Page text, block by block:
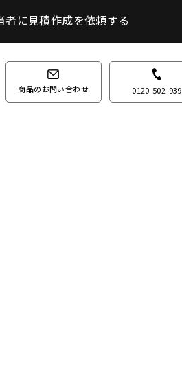
者に見積作成を依頼する
商品のお問い合わせ 0120-502-939